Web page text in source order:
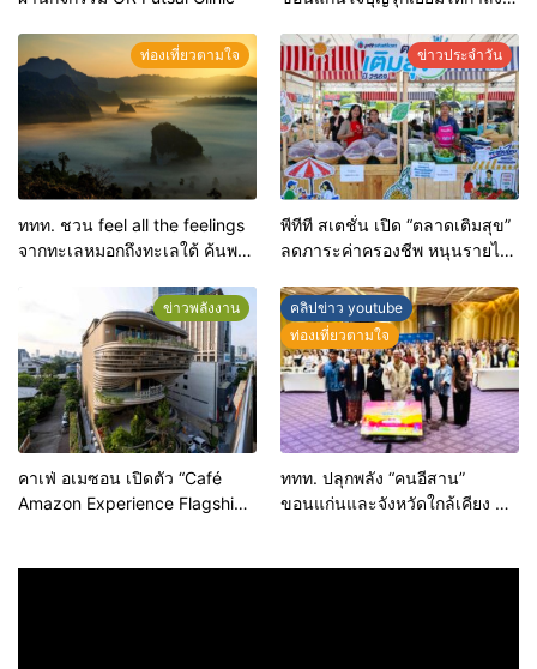
กรมทหารพรานที่ 22และมอบ
สิ่งของอุปโภคสิ่งของใช้ที่จำเป็น
ร่วมหลอมรวมน้ำใจ สู่รั้วของชาติ
ชายแดนไทย-กัมพูชา
ท่องเที่ยวตามใจ
ททท. ชวน feel all the feelings
จากทะเลหมอกถึงทะเลใต้ ค้นพบ
ข่าวประจำวัน
พีทีที สเตชั่น เปิด “ตลาดเติมสุข”
ลดภาระค่าครองชีพ หนุนรายได้
ข่าวพลังงาน
คาเฟ่ อเมซอน เปิดตัว “Café
Amazon Experience Flagship
คลิปข่าว youtube
ท่องเที่ยวตามใจ
ททท. ปลุกพลัง “คนอีสาน”
ขอนแก่นและจังหวัดใกล้เคียง สู่